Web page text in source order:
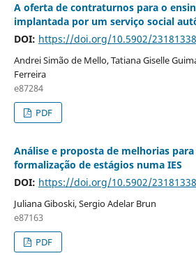
A oferta de contraturnos para o
implantada por um serviço social
DOI: https://doi.org/10.5902/
Andrei Simão de Mello, Tatiana Giselle
Ferreira
e87284
PDF
Análise e proposta de melhorias
formalização de estágios numa IES
DOI: https://doi.org/10.5902/
Juliana Giboski, Sergio Adelar Brun
e87163
PDF